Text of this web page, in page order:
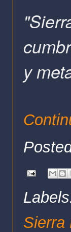
y
Sierra